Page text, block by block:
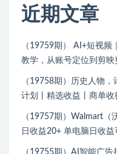
近期文章
（19759期） AI+短视频
教学，从账号定位到剪
（19758期）历史人物
计划丨精选收益丨商单
（19757期）Walmart（
日收益20+ 单电脑日收
（19755期）AI智能广